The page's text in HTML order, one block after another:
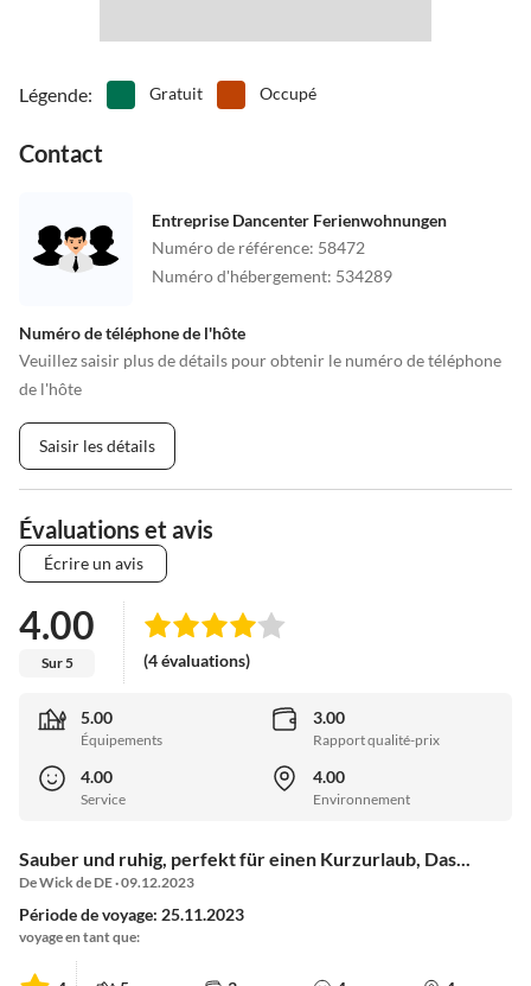
Légende: Gratuit Occupé
Contact
Entreprise Dancenter Ferienwohnungen
Numéro de référence: 58472
Numéro d'hébergement: 534289
Numéro de téléphone de l'hôte
Veuillez saisir plus de détails pour obtenir le numéro de téléphone
de l'hôte
Saisir les détails
Évaluations et avis
Écrire un avis
4.00
Sur 5 (4 évaluations)
5.00
Équipements
3.00
Rapport qualité-prix
4.00
Service
4.00
Environnement
Sauber und ruhig, perfekt für einen Kurzurlaub, Das...
De Wick de DE · 09.12.2023
Période de voyage: 25.11.2023
voyage en tant que: